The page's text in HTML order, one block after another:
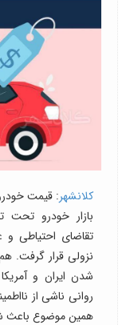
کلانشهر
بازار خودرو تحت
تقاضای احتیاطی
نزولی قرار گرفت.
شدن ایران و
روانی ناشی از
همین موضوع باعث